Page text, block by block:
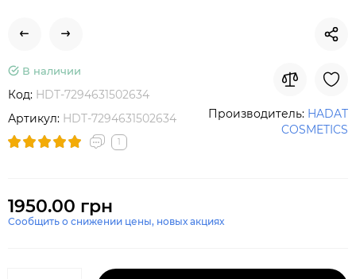
В наличии
Код: HDT-7294631502634
Артикул: HDT-7294631502634
1
Производитель: HADAT
COSMETICS
1950.00 грн
Сообщить о снижении цены, новых акциях